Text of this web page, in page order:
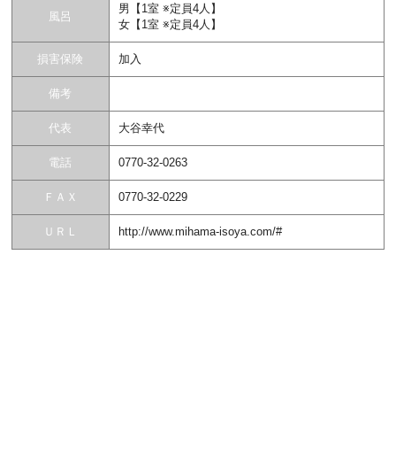
風呂
男【1室 ※定員4人】
女【1室 ※定員4人】
損害保険 加入
備考
代表 大谷幸代
電話 0770-32-0263
ＦＡＸ 0770-32-0229
ＵＲＬ http://www.mihama-isoya.com/#